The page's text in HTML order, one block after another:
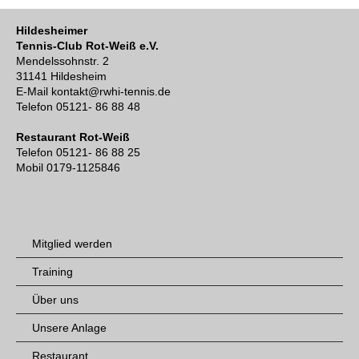
Hildesheimer
Tennis-Club Rot-Weiß e.V.
Mendelssohnstr. 2
31141 Hildesheim
E-Mail kontakt@rwhi-tennis.de
Telefon 05121- 86 88 48
Restaurant Rot-Weiß
Telefon 05121- 86 88 25
Mobil 0179-1125846
Mitglied werden
Training
Über uns
Unsere Anlage
Restaurant